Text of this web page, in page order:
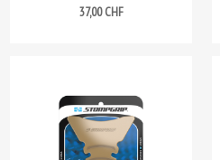
Prix
37,00 CHF